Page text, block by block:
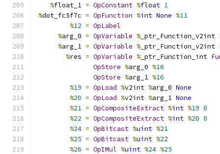
%float_1 = OpConstant %float 1
%dot_fc5f7c = OpFunction %int None %11
%12 = OpLabel
%arg_0 = OpVariable % _ptr_Function_v2int
%arg_1 = OpVariable % _ptr_Function_v2int
%res = OpVariable % _ptr_Function_int
OpStore %arg_0 %16
OpStore %arg_1 %16
%19 = OpLoad %v2int %arg_0 None
%20 = OpLoad %v2int %arg_1 None
%21 = OpCompositeExtract %int %19 0
%22 = OpCompositeExtract %int %20 0
%24 = OpBitcast %uint %21
%25 = OpBitcast %uint %22
%26 = OpIMul %uint %24 %25